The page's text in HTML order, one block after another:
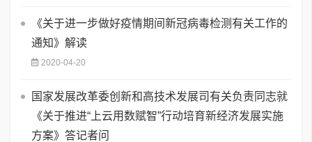
《关于进一步做好疫情期间新冠病毒检测有关工作的
通知》解读
2020-04-20
国家发展改革委创新和高技术发展司有关负责同志就
《关于推进“上云用数赋智”行动培育新经济发展实施
方案》答记者问